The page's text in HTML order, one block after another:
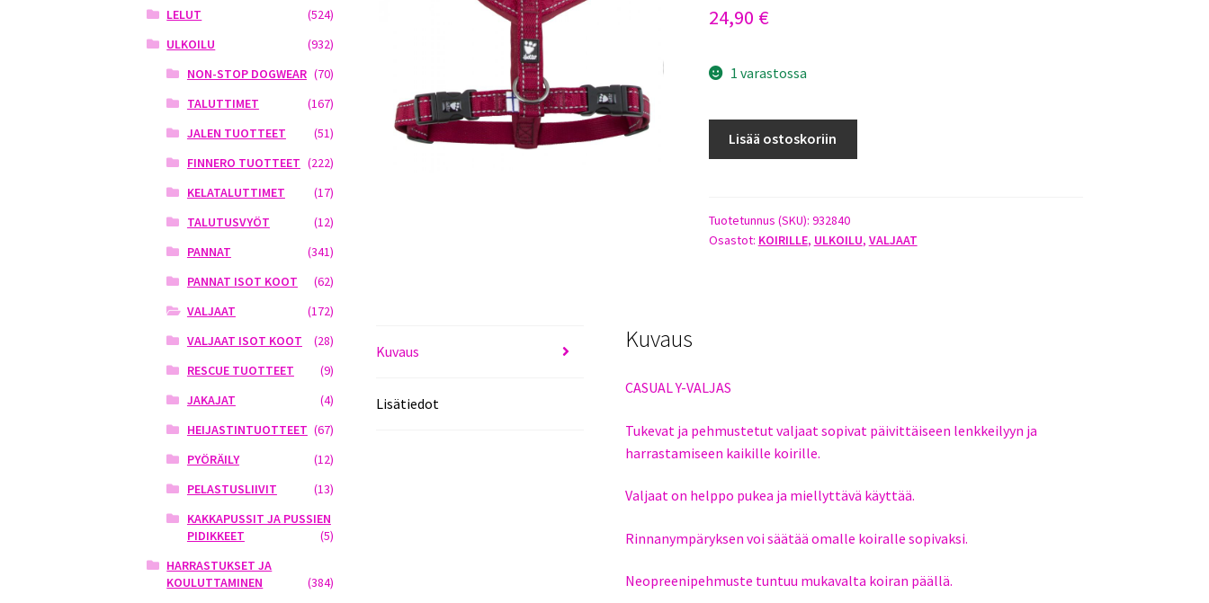
24,90 €
1 varastossa
45CM
PUOLUKKA
Lisää ostoskoriin
Tuotetunnus (SKU): 932840
Osastot: KOIRILLE, ULKOILU, VALJAAT
Kuvaus
Lisätiedot
Kuvaus
CASUAL Y-VALJAS
Tukevat ja pehmustetut valjaat sopivat päivittäiseen lenkkeilyyn ja
harrastamiseen kaikille koirille.
Valjaat on helppo pukea ja miellyttävä käyttää.
Rinnanympäryksen voi säätää omalle koiralle sopivaksi.
Neopreenipehmuste tuntuu mukavalta koiran päällä.
LELUT
(524)
ULKOILU
(932)
NON-STOP DOGWEAR (70)
TALUTTIMET
(167)
JALEN TUOTTEET
(51)
FINNERO TUOTTEET (222)
KELATALUTTIMET
(17)
TALUTUSVYÖT
(12)
PANNAT
(341)
PANNAT ISOT KOOT
(62)
VALJAAT
(172)
VALJAAT ISOT KOOT
(28)
RESCUE TUOTTEET
(9)
JAKAJAT
(4)
HEIJASTINTUOTTEET (67)
PYÖRÄILY
(12)
PELASTUSLIIVIT
(13)
KAKKAPUSSIT JA PUSSIEN
PIDIKKEET
(5)
HARRASTUKSET JA
KOULUTTAMINEN
(384)